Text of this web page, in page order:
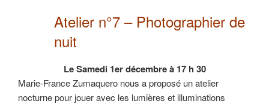
Atelier n°7 – Photographier de
nuit
Le Samedi 1er décembre à 17 h 30
Marie-France Zumaquero nous a proposé un atelier
nocturne pour jouer avec les lumières et illuminations